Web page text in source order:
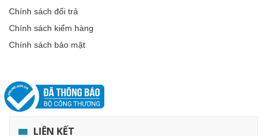
Chính sách đổi trả
Chính sách kiểm hàng
Chính sách bảo mật
LIÊN KẾT